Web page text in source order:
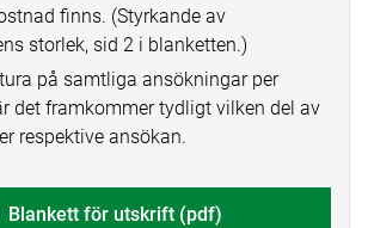
finns. (Styrkande av
storlek, sid 2 i blanketten.)
på samtliga ansökningar per
det framkommer tydligt vilken del av
respektive ansökan.
Blankett för utskrift (pdf)